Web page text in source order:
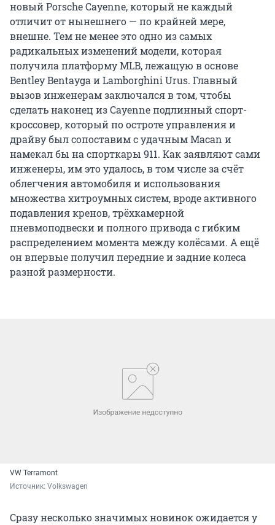
отличит от нынешнего — по крайней мере,
внешне. Тем не менее это одно из самых
радикальных изменений модели, которая
получила платформу MLB, лежащую в основе
Bentley Bentayga и Lamborghini Urus. Главный
вызов инженерам заключался в том, чтобы
сделать наконец из Cayenne подлинный спорт-
кроссовер, который по остроте управления и
драйву был сопоставим с удачным Macan и
намекал бы на спорткары 911. Как заявляют сами
инженеры, им это удалось, в том числе за счёт
облегчения автомобиля и использования
множества хитроумных систем, вроде активного
подавления кренов, трёхкамерной
пневмоподвески и полного привода с гибким
распределением момента между колёсами. А ещё
он впервые получил передние и задние колеса
разной размерности.
Источник: Volkswagen
Volkswagen: помимо крупного кроссовера